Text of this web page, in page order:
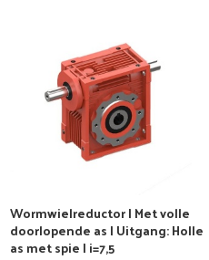
Wormwielreductor | Met volle
doorlopende as | Uitgang: Holle
as met spie | i=7,5